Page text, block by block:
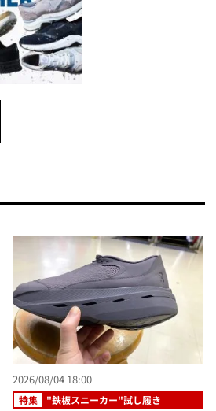
2026/08/04 18:00
特集 "鉄板スニーカー"試し履き